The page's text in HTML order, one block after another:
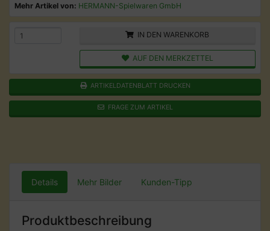
Mehr Artikel von: HERMANN-Spielwaren GmbH
IN DEN WARENKORB
AUF DEN MERKZETTEL
ARTIKELDATENBLATT DRUCKEN
FRAGE ZUM ARTIKEL
Details Mehr Bilder Kunden-Tipp
Produktbeschreibung